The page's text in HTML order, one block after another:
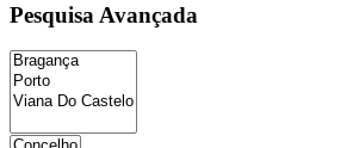
Pesquisa Avançada